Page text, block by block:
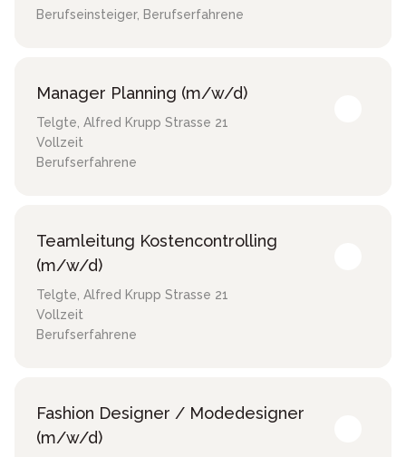
Berufseinsteiger, Berufserfahrene
Manager Planning (m/w/d)
Telgte, Alfred Krupp Strasse 21
Vollzeit
Berufserfahrene
Teamleitung Kostencontrolling
(m/w/d)
Telgte, Alfred Krupp Strasse 21
Vollzeit
Berufserfahrene
Fashion Designer / Modedesigner
(m/w/d)